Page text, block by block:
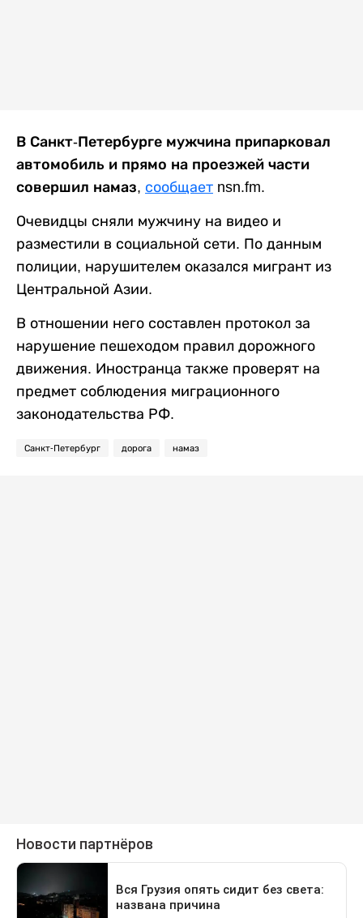
В Санкт-Петербурге мужчина припарковал
автомобиль и прямо на проезжей части
совершил намаз, сообщает nsn.fm.
Очевидцы сняли мужчину на видео и
разместили в социальной сети. По данным
полиции, нарушителем оказался мигрант из
Центральной Азии.
В отношении него составлен протокол за
нарушение пешеходом правил дорожного
движения. Иностранца также проверят на
предмет соблюдения миграционного
законодательства РФ.
Санкт-Петербург дорога намаз